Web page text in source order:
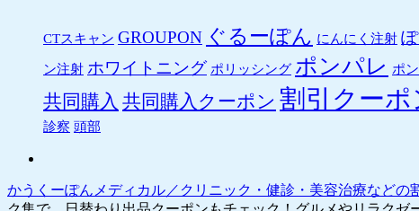
CTスキャン GROUPON ぐるーぽん にんにく注射
ン注射 ホワイトニング ポリッシング ポンパレ ポ
共同購入 共同購入クーポン 割引クーポ
診察 頭部
かうくーぽんメディカル／クリニック・健診・美容治療などの